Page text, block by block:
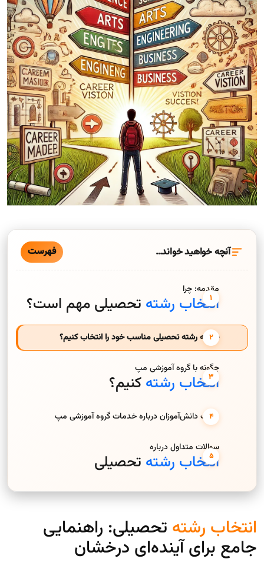
آنچه خواهید خواند… فهرست
مقدمه: چرا
انتخاب رشته تحصیلی مهم است؟
چگونه رشته تحصیلی مناسب خود را انتخاب کنیم؟
چگونه با گروه آموزشی مپ
انتخاب رشته کنیم؟
نظرات دانش‌آموزان درباره خدمات گروه آموزشی مپ
سوالات متداول درباره
انتخاب رشته تحصیلی
انتخاب رشته تحصیلی: راهنمایی
جامع برای آینده‌ای درخشان